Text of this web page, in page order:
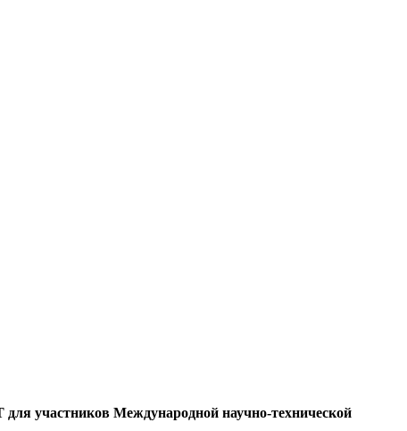
участников Международной научно-технической